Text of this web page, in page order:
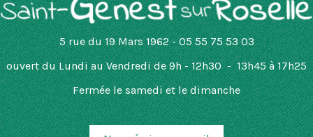
5 rue du 19 Mars 1962 - 05 55 75 53 03
ouvertdu Lundi au Vendredi de 9h - 12h30 - 13h45 à 17h25
Fermée le samedi et le dimanche